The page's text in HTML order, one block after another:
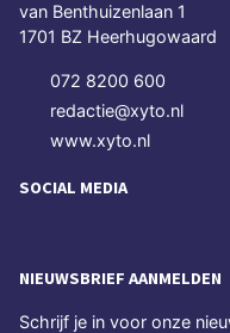
van Benthuizenlaan 1
1701 BZ Heerhugowaard
072 8200 600
redactie@xyto.nl
www.xyto.nl
SOCIAL MEDIA
NIEUWSBRIEF AANMELDEN
Schrijf je in voor onze